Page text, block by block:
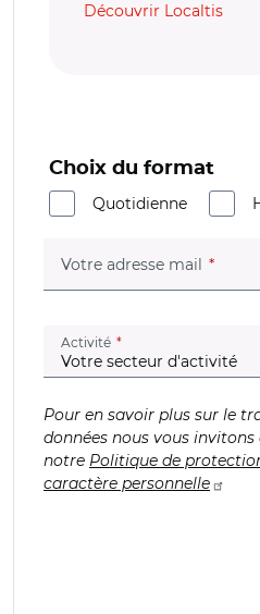
Découvrir Localtis
Choix du format
Quotidienne
Votre adresse mail
Activité (champ obligatoire)
Pour en savoir plus sur le
données nous vous
notre Politique de
caractère personnelle